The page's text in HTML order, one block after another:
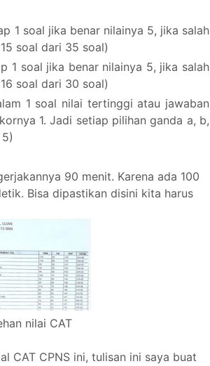
1 soal jika benar nilainya 5, jika salah
soal dari 35 soal)
1 soal jika benar nilainya 5, jika salah
soal dari 30 soal)
1 soal nilai tertinggi atau jawaban
1. Jadi setiap pilihan ganda a, b,
90 menit. Karena ada 100
Bisa dipastikan disini kita harus
nilai CAT
CAT CPNS ini, tulisan ini saya buat